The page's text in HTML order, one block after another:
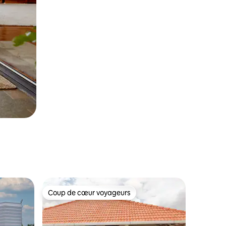
Coup de cœur voyageurs
Coup de cœur voyageurs